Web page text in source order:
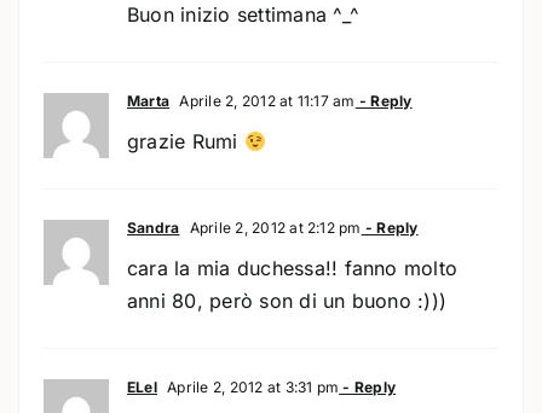
Buon inizio settimana ^_^
Marta Aprile 2, 2012 at 11:17 am - Reply
grazie Rumi
Sandra Aprile 2, 2012 at 2:12 pm - Reply
cara la mia duchessa!! fanno molto
anni 80, però son di un buono :)))
ELel Aprile 2, 2012 at 3:31 pm - Reply